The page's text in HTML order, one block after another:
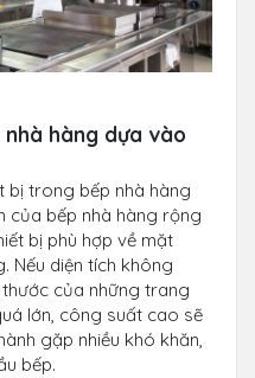
hàng dựa vào
bị trong bếp nhà hàng
của bếp nhà hàng rộng
bị phù hợp về mặt
Nếu diện tích không
của những trang
lớn, công suất cao sẽ
gặp nhiều khó khăn,
bếp.